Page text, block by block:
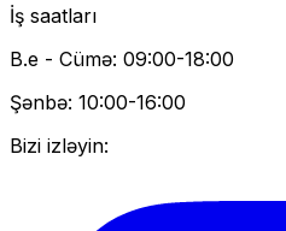
İş saatları
B.e - Cümə: 09:00-18:00
Şənbə: 10:00-16:00
Bizi izləyin: